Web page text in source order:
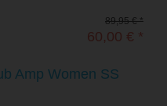
89,95 € *
60,00 € *